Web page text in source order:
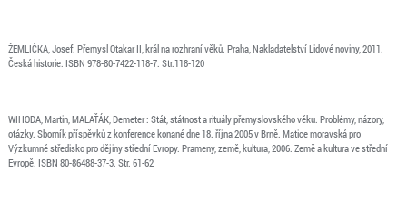
ŽEMLIČKA, Josef: Přemysl Otakar II, král na rozhraní věků. Praha, Nakladatelství Lidové noviny, 2011.
Česká historie. ISBN 978-80-7422-118-7. Str.118-120
WIHODA, Martin, MALAŤÁK, Demeter : Stát, státnost a rituály přemyslovského věku. Problémy, názory,
otázky. Sborník příspěvků z konference konané dne 18. října 2005 v Brně. Matice moravská pro
Výzkumné středisko pro dějiny střední Evropy. Prameny, země, kultura, 2006. Země a kultura ve střední
Evropě. ISBN 80-86488-37-3. Str. 61-62